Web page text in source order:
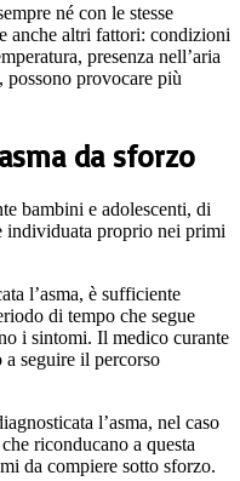
né con le stesse
anche altri fattori: condizioni
presenza nell’aria
provocare più
da sforzo
bambini e adolescenti, di
individuata proprio nei primi
l’asma, è sufficiente
di tempo che segue
i sintomi. Il medico curante
a seguire il percorso
l’asma, nel caso
riconducano a questa
da compiere sotto sforzo.